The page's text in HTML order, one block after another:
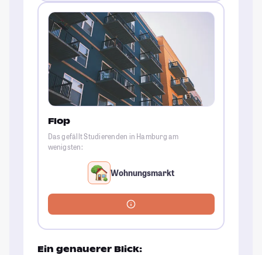
Flop
Das gefällt Studierenden in Hamburg am
wenigsten:
Wohnungsmarkt
Ein genauerer Blick: